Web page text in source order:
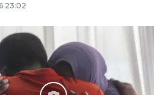
23:02